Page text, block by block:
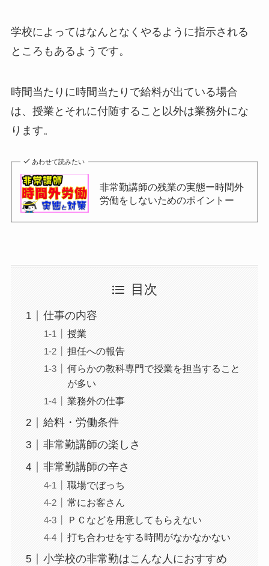
学校によってはなんとなくやるように指示される
ところもあるようです。
時間当たりに時間当たりで給料が出ている場合
は、授業とそれに付随すること以外は業務外にな
ります。
あわせて読みたい
非常勤講師の残業の実態ー時間外
労働をしないためのポイントー
目次
仕事の内容
授業
担任への報告
何らかの教科専門で授業を担当すること
が多い
業務外の仕事
給料・労働条件
非常勤講師の楽しさ
非常勤講師の辛さ
職場でぼっち
常にお客さん
ＰＣなどを用意してもらえない
打ち合わせをする時間がなかなかない
小学校の非常勤はこんな人におすすめ